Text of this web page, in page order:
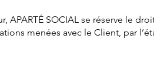
SOCIAL se réserve le
menées avec le Client, par